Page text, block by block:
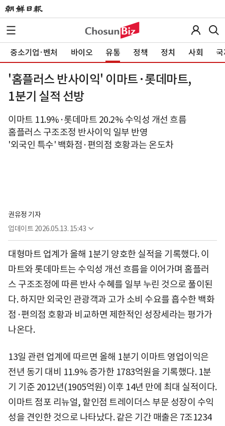
중소기업·벤처 바이오 유통 정책 정치 사회
'홈플러스 반사이익' 이마트·롯데마트,
1분기 실적 선방
이마트 11.9%·롯데마트 20.2% 수익성 개선 흐름
홈플러스 구조조정 반사이익 일부 반영
'외국인 특수' 백화점·편의점 호황과는 온도차
권유정 기자
업데이트 2026.05.13. 15:43
대형마트 업계가 올해 1분기 양호한 실적을 기록했다. 이
마트와 롯데마트는 수익성 개선 흐름을 이어가며 홈플러
스 구조조정에 따른 반사 수혜를 일부 누린 것으로 풀이된
다. 하지만 외국인 관광객과 고가 소비 수요를 흡수한 백화
점·편의점 호황과 비교하면 제한적인 성장세라는 평가가
나온다.
13일 관련 업계에 따르면 올해 1분기 이마트 영업이익은
전년 동기 대비 11.9% 증가한 1783억원을 기록했다. 1분
기 기준 2012년(1905억원) 이후 14년 만에 최대 실적이다.
이마트 점포 리뉴얼, 할인점 트레이더스 부문 성장이 수익
성을 견인한 것으로 나타났다. 같은 기간 매출은 7조1234